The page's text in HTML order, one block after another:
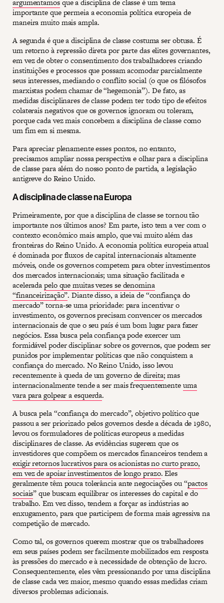
importante que permeia a economia política europeia de
maneira muito mais ampla.
A segunda é que a disciplina de classe costuma ser obtusa. É
um retorno à repressão direta por parte das elites governantes,
em vez de obter o consentimento dos trabalhadores criando
instituições e processos que possam acomodar parcialmente
seus interesses, mediando o conflito social (o que os filósofos
marxistas podem chamar de “hegemonia”). De fato, as
medidas disciplinares de classe podem ter todo tipo de efeitos
colaterais negativos que os governos ignoram ou toleram,
porque cada vez mais concebem a disciplina de classe como
um fim em si mesma.
Para apreciar plenamente esses pontos, no entanto,
precisamos ampliar nossa perspectiva e olhar para a disciplina
de classe para além do nosso ponto de partida, a legislação
antigreve do Reino Unido.
A disciplina de classe na Europa
Primeiramente, por que a disciplina de classe se tornou tão
importante nos últimos anos? Em parte, isto tem a ver com o
contexto econômico mais amplo, que vai muito além das
fronteiras do Reino Unido. A economia política europeia atual
é dominada por fluxos de capital internacionais altamente
móveis, onde os governos competem para obter investimentos
dos mercados internacionais; uma situação facilitada e
aceleradapelo que muitas vezes se denomina
“financeirização”. Diante disso, a ideia de “confiança do
mercado” torna-se uma prioridade: para incentivar o
investimento, os governos precisam convencer os mercados
internacionais de que o seu país é um bom lugar para fazer
negócios. Essa busca pela confiança pode exercer um
formidável poder disciplinar sobre os governos, que podem ser
punidos por implementar políticas que não conquistem a
confiança do mercado. No Reino Unido, isso levou
recentemente à queda de um governode direita; mas
internacionalmente tende a ser mais frequentementeuma
vara para golpear a esquerda.
A busca pela “confiança do mercado”, objetivo político que
passou a ser priorizado pelos governos desde a década de 1980,
levou os formuladores de políticas europeus a medidas
disciplinares de classe. As evidências sugerem que os
investidores que compõem os mercados financeiros tendem a
exigir retornos lucrativos para os acionistas no curto prazo,
em vez de apoiar investimentos de longo prazo. Eles
geralmente têm pouca tolerância ante negociações ou “pactos
sociais” que buscam equilibrar os interesses do capital e do
trabalho. Em vez disso, tendem a forçar as indústrias ao
enxugamento, para que participem de forma mais agressiva na
competição de mercado.
Como tal, os governos querem mostrar que os trabalhadores
em seus países podem ser facilmente mobilizados em resposta
às pressões do mercado e à necessidade de obtenção de lucro.
Consequentemente, eles vêm pressionando por uma disciplina
de classe cada vez maior, mesmo quando essas medidas criam
diversos problemas adicionais.